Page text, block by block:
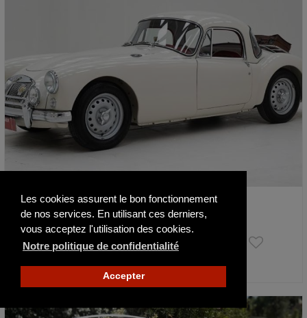
Les cookies assurent le bon fonctionnement
de nos services. En utilisant ces derniers,
vous acceptez l'utilisation des cookies.
Notre politique de confidentialité
Accepter
MG A Coupe Twin Cam \'59 CH31385
1959 8117 km
34 950 €